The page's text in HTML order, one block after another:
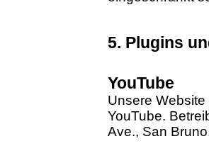
5. Plugins
YouTube
Unsere
YouTube.
Ave., San